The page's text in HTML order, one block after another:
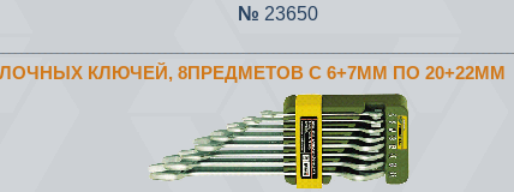
№ 23650
КЛЮЧЕЙ, 8ПРЕДМЕТОВ С 6+7ММ ПО 20+22ММ